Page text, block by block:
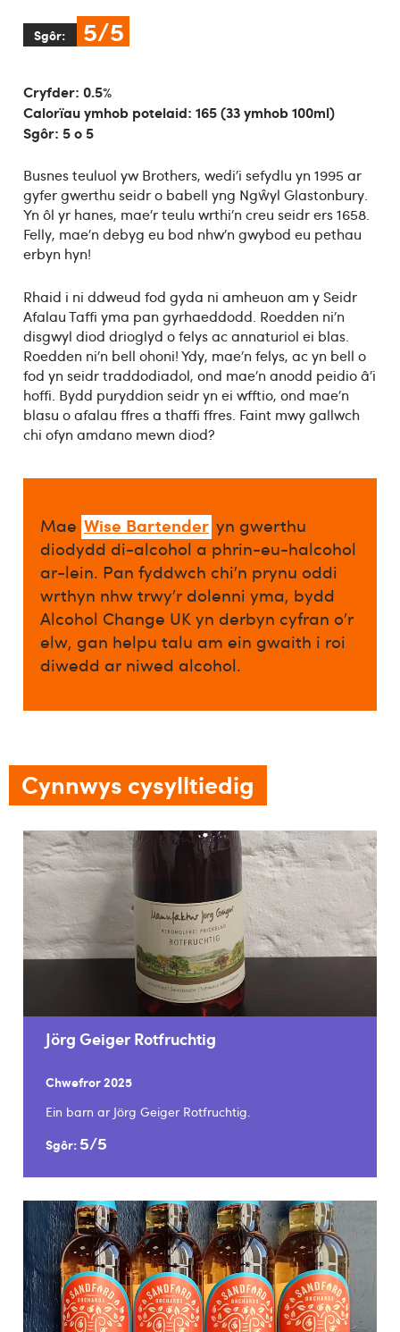
Sgôr: 5/5
Cryfder: 0.5%
Calorïau ymhob potelaid: 165 (33 ymhob 100ml)
Sgôr: 5 o 5
Busnes teuluol yw Brothers, wedi’i sefydlu yn 1995 ar
gyfer gwerthu seidr o babell yng Ngŵyl Glastonbury.
Yn ôl yr hanes, mae’r teulu wrthi’n creu seidr ers 1658.
Felly, mae’n debyg eu bod nhw’n gwybod eu pethau
erbyn hyn!
Rhaid i ni ddweud fod gyda ni amheuon am y Seidr
Afalau Taffi yma pan gyrhaeddodd. Roedden ni’n
disgwyl diod drioglyd o felys ac annaturiol ei blas.
Roedden ni’n bell ohoni! Ydy, mae’n felys, ac yn bell o
fod yn seidr traddodiadol, ond mae’n anodd peidio â’i
hoffi. Bydd puryddion seidr yn ei wfftio, ond mae’n
blasu o afalau ffres a thaffi ffres. Faint mwy gallwch
chi ofyn amdano mewn diod?
Mae Wise Bartender yn gwerthu
diodydd di-alcohol a phrin-eu-halcohol
ar-lein. Pan fyddwch chi’n prynu oddi
wrthyn nhw trwy’r dolenni yma, bydd
Alcohol Change UK yn derbyn cyfran o’r
elw, gan helpu talu am ein gwaith i roi
diwedd ar niwed alcohol.​
Cynnwys cysylltiedig
Jörg Geiger Rotfruchtig
Chwefror 2025
Ein barn ar Jörg Geiger Rotfruchtig.
Sgôr: 5/5